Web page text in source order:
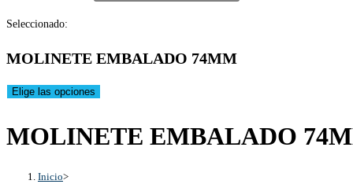
Seleccionado:
MOLINETE EMBALADO 74MM
Elige las opciones
MOLINETE EMBALADO
Inicio>